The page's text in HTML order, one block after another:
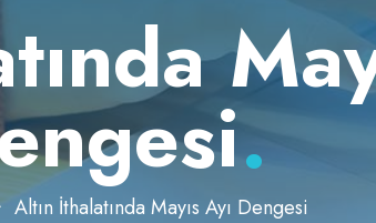
.
Altın İthalatında Mayıs Ayı Dengesi